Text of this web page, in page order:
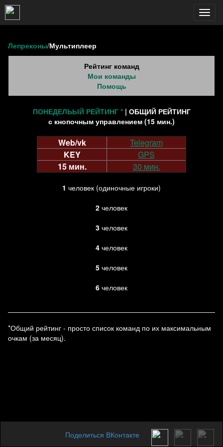
Таблица естьcnt=29018
Лепреконы/Мультиплеер
Рейтинг команд
Мои команды
Помощь
ПОНЕДЕЛЬЫЙ РЕЙТИНГ *| ОБЩИЙ РЕЙТИНГ
с кнопочным управлением (15 мин.)
Web/vk
Telegram
KEY
GPS
15 мин.
30 мин.
1 человек (одиночные игроки)
2 человек
3 человек
4 человек
5 человек
6 человек
*Общий рейтинг - просто список команд по их максимальным
очкам (за месяц).
Поделиться ВКонтакте